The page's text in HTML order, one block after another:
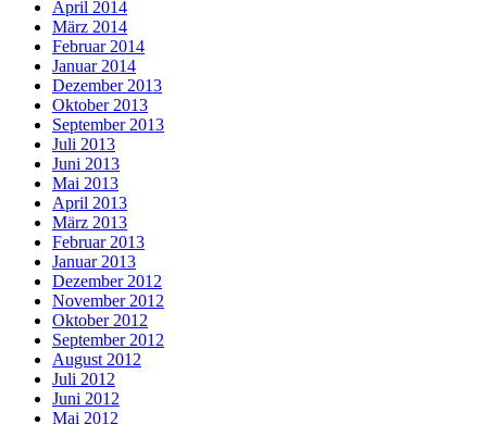
April 2014
März 2014
Februar 2014
Januar 2014
Dezember 2013
Oktober 2013
September 2013
Juli 2013
Juni 2013
Mai 2013
April 2013
März 2013
Februar 2013
Januar 2013
Dezember 2012
November 2012
Oktober 2012
September 2012
August 2012
Juli 2012
Juni 2012
Mai 2012